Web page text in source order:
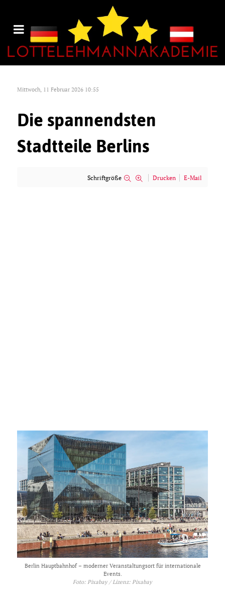
Mittwoch, 11 Februar 2026 10:55
Die spannendsten
Stadtteile Berlins
Schriftgröße Drucken E-Mail
Berlin Hauptbahnhof – moderner Veranstaltungsort für internationale
Events.
Foto: Pixabay / Lizenz: Pixabay